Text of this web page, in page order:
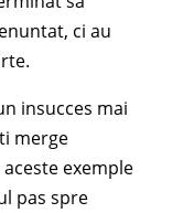
ci au
insucces mai
merge
exemple
pas spre